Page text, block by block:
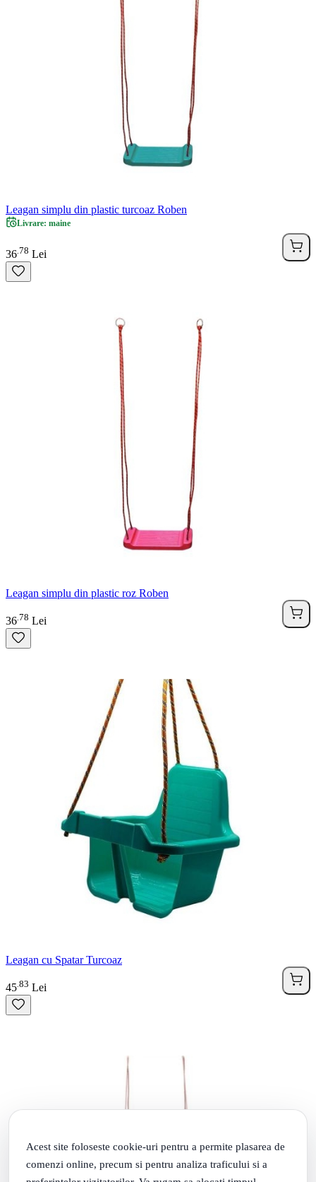
Acest site foloseste cookie-uri pentru a permite plasarea de
comenzi online, precum si pentru analiza traficului si a
Leagan simplu din plastic turcoaz Roben
Livrare: maine
36 78 Lei
Leagan simplu din plastic roz Roben
36 78 Lei
Leagan cu Spatar Turcoaz
45 83 Lei